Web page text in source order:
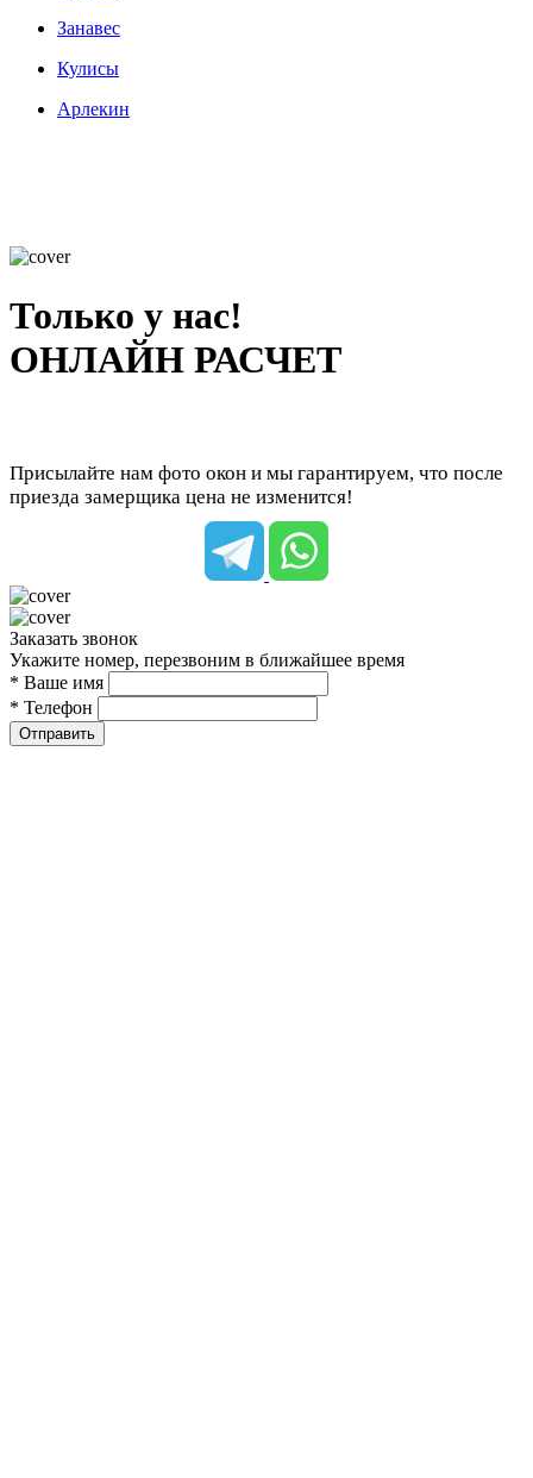
Занавес
Кулисы
Арлекин
Только у нас!
ОНЛАЙН РАСЧЕТ
Присылайте нам фото окон и мы гарантируем, что после
приезда замерщика цена не изменится!
Заказать звонок
Укажите номер, перезвоним в ближайшее время
* Ваше имя
* Телефон
Отправить